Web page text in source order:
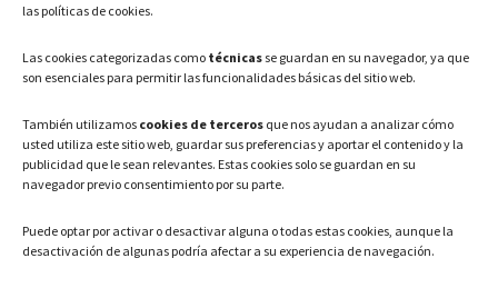
las políticas de cookies.
Las cookies categorizadas como técnicas se guardan en su navegador, ya que
son esenciales para permitir las funcionalidades básicas del sitio web.
También utilizamos cookies de terceros que nos ayudan a analizar cómo
usted utiliza este sitio web, guardar sus preferencias y aportar el contenido y la
publicidad que le sean relevantes. Estas cookies solo se guardan en su
navegador previo consentimiento por su parte.
Puede optar por activar o desactivar alguna o todas estas cookies, aunque la
desactivación de algunas podría afectar a su experiencia de navegación.
Correo Electrónico:
HORARIO
Lunes a Viernes: 08:00h – 15:00h